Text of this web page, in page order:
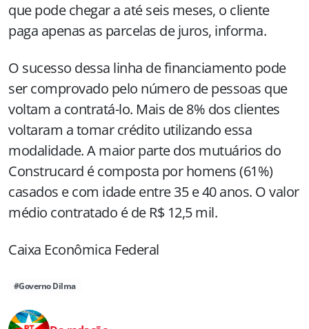
que pode chegar a até seis meses, o cliente
paga apenas as parcelas de juros, informa.
O sucesso dessa linha de financiamento pode
ser comprovado pelo número de pessoas que
voltam a contratá-lo. Mais de 8% dos clientes
voltaram a tomar crédito utilizando essa
modalidade. A maior parte dos mutuários do
Construcard é composta por homens (61%)
casados e com idade entre 35 e 40 anos. O valor
médio contratado é de R$ 12,5 mil.
Caixa Econômica Federal
#Governo Dilma